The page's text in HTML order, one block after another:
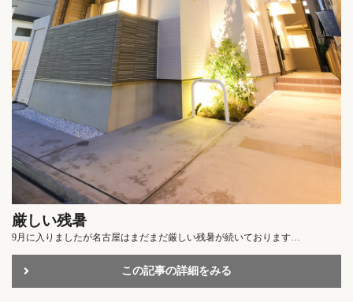
厳しい残暑
9月に入りましたが名古屋はまだまだ厳しい残暑が続いております…
この記事の詳細をみる